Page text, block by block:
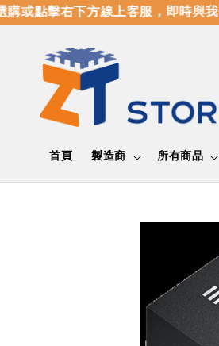
點擊右下方線上客服，即時與我
首頁 製造商 所有商品